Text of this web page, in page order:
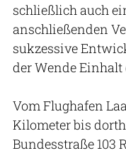
schließlich auch
anschließenden
sukzessive
der Wende
Vom Flughafen
Kilometer bis
Bundesstraße 103